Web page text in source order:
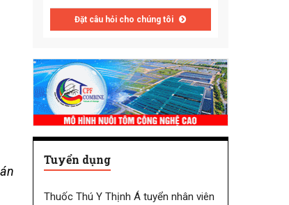
Đặt câu hỏi cho chúng tôi
Tuyển dụng
Thuốc Thú Y Thịnh Á tuyển nhân viên